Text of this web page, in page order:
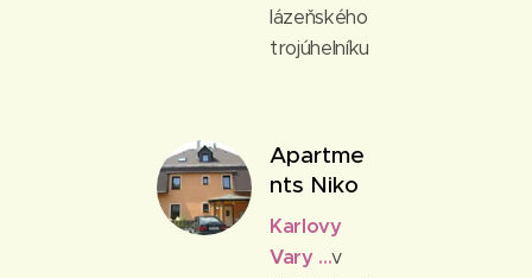
lázeňského
trojúhelníku
Apartme
nts Niko
Karlovy
Vary ...v